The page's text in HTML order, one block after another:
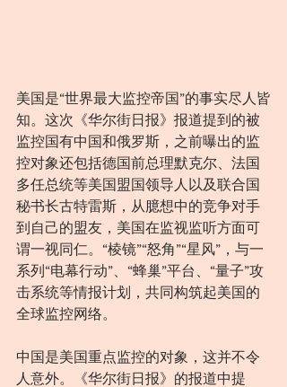
美国是“世界最大监控帝国”的事实尽人皆
知。这次《华尔街日报》报道提到的被
监控国有中国和俄罗斯，之前曝出的监
控对象还包括德国前总理默克尔、法国
多任总统等美国盟国领导人以及联合国
秘书长古特雷斯，从臆想中的竞争对手
到自己的盟友，美国在监视监听方面可
谓一视同仁。“棱镜”“怒角”“星风”，与一
系列“电幕行动”、“蜂巢”平台、“量子”攻
击系统等情报计划，共同构筑起美国的
全球监控网络。
中国是美国重点监控的对象，这并不令
人意外。《华尔街日报》的报道中提